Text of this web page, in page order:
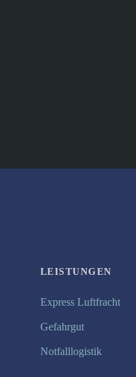
LEISTUNGEN
Express Luftfracht
Gefahrgut
Notfalllogistik